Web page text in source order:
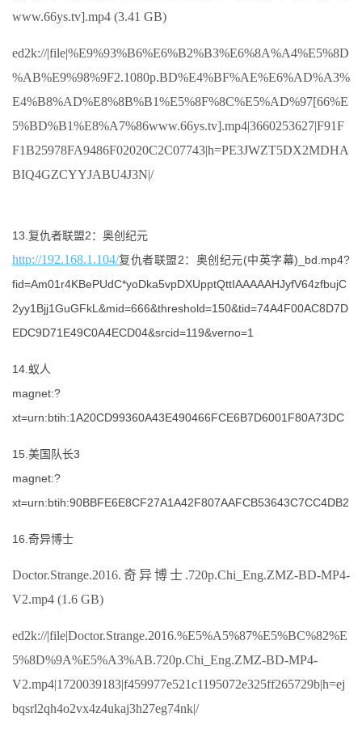
www.66ys.tv].mp4 (3.41 GB)
ed2k://|file|%E9%93%B6%E6%B2%B3%E6%8A%A4%E5%8D
%AB%E9%98%9F2.1080p.BD%E4%BF%AE%E6%AD%A3%
E4%B8%AD%E8%8B%B1%E5%8F%8C%E5%AD%97[66%E
5%BD%B1%E8%A7%86www.66ys.tv].mp4|3660253627|F91F
F1B25978FA9486F02020C2C07743|h=PE3JWZT5DX2MDHA
BIQ4GZCYYJABU4J3N|/
13.复仇者联盟2：奥创纪元
http://192.168.1.104/复仇者联盟2：奥创纪元(中英字幕)_bd.mp4?
fid=Am01r4KBePUdC*yoDka5vpDXUpptQttIAAAAAHJyfV64zfbujC
2yy1Bjj1GuGFkL&mid=666&threshold=150&tid=74A4F00AC8D7D
EDC9D71E49C0A4ECD04&srcid=119&verno=1
14.蚁人
magnet:?
xt=urn:btih:1A20CD99360A43E490466FCE6B7D6001F80A73DC
15.美国队长3
magnet:?
xt=urn:btih:90BBFE6E8CF27A1A42F807AAFCB53643C7CC4DB2
16.奇异博士
Doctor.Strange.2016.奇异博士.720p.Chi_Eng.ZMZ-BD-MP4-
V2.mp4 (1.6 GB)
ed2k://|file|Doctor.Strange.2016.%E5%A5%87%E5%BC%82%E
5%8D%9A%E5%A3%AB.720p.Chi_Eng.ZMZ-BD-MP4-
V2.mp4|1720039183|f459977e521c1195072e325ff265729b|h=ej
bqsrl2qh4o2vx4z4ukaj3h27eg74nk|/